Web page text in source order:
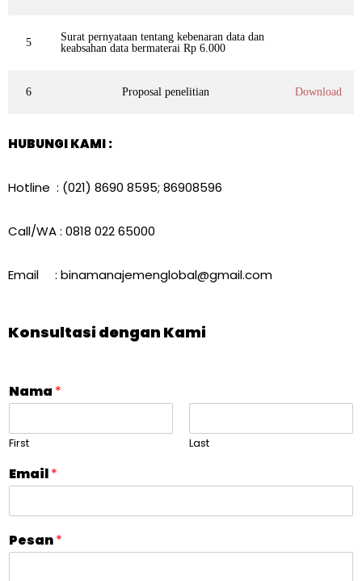
5
Surat pernyataan tentang kebenaran data dan
keabsahan data bermaterai Rp 6.000
6 Proposal penelitian Download
HUBUNGI KAMI :
Hotline : (021) 8690 8595; 86908596
Call/WA : 0818 022 65000
Email : binamanajemenglobal@gmail.com
Konsultasi dengan Kami
Nama *
First Last
Email*
Pesan*